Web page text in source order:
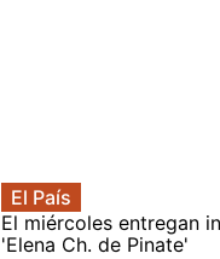
El País
El miércoles entregan
'Elena Ch. de Pinate'